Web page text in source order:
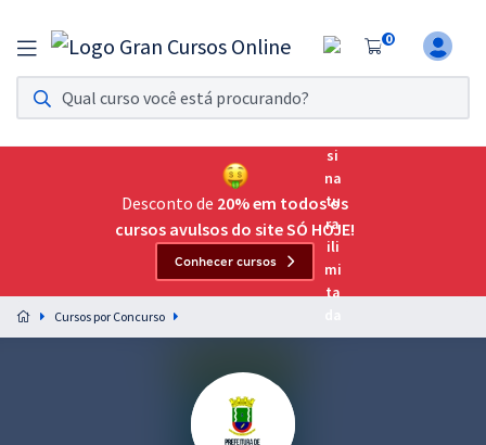
0
Assinatura Ilimitada 11
Acesso a todos os cursos. Teste grátis por 7 dias!
Assinatura OAB Até Passar
Acesso ilimitado a toda preparação para o Exame da
Preparação completa e intensiva para as principais
residências em saúde do Brasil
Desconto de 20% em todos os
cursos avulsos do site SÓ HOJE!
Conhecer cursos
Cursos por Concurso